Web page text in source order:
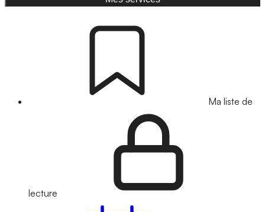
Ma liste de
lecture